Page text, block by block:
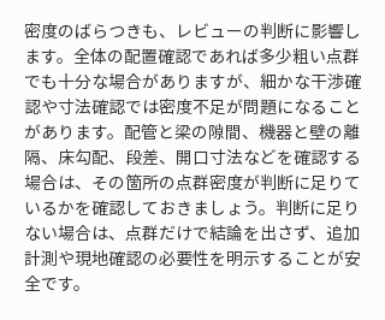
密度のばらつきも、レビューの判断に影響し
ます。全体の配置確認であれば多少粗い点群
でも十分な場合がありますが、細かな干渉確
認や寸法確認では密度不足が問題になること
があります。配管と梁の隙間、機器と壁の離
隔、床勾配、段差、開口寸法などを確認する
場合は、その箇所の点群密度が判断に足りて
いるかを確認しておきましょう。判断に足り
ない場合は、点群だけで結論を出さず、追加
計測や現地確認の必要性を明示することが安
全です。